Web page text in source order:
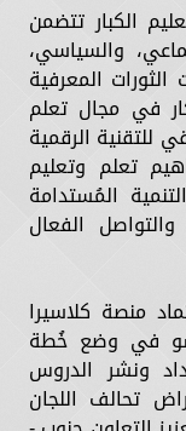
الكبار تتضمن
والسياسي،
المعرفية
في مجال تعلم
للتقنية الرقمية
تعلم وتعليم
المُستدامة
والتواصل الفعال
منصة كلاسيرا
في وضع خُطة
ونشر الدروس
تحالف اللجان